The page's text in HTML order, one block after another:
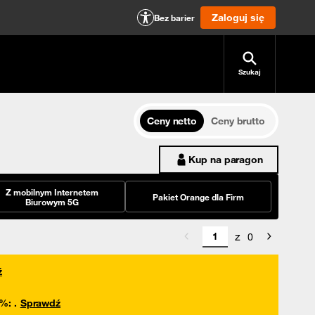
Bez barier Zaloguj się
Szukaj
Ceny netto
Ceny brutto
Kup na paragon
Z mobilnym Internetem
Biurowym 5G
Pakiet Orange dla Firm
z 0
: . Sprawdź